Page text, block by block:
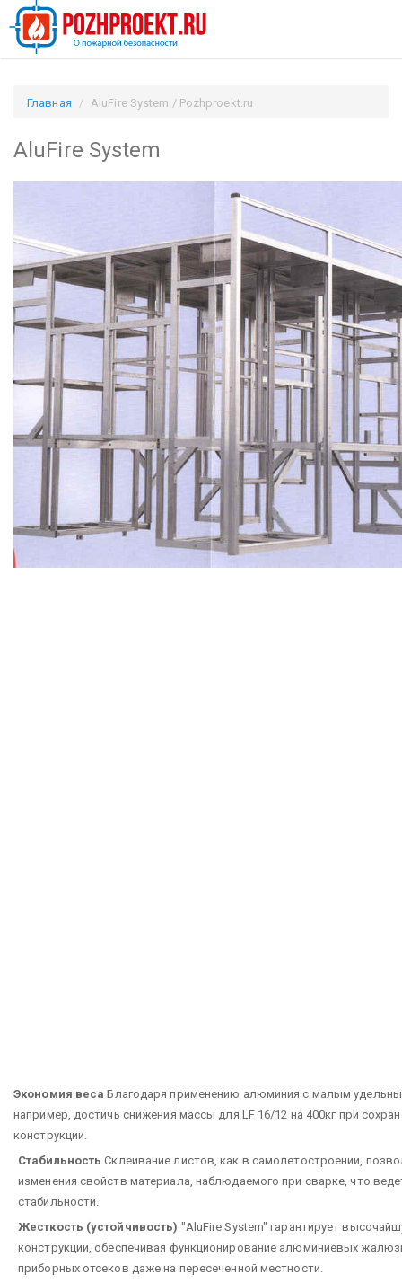
Главная AluFire System / Pozhproekt.ru
AluFire System
Экономия веса Благодаря применению алюминия с малым
например, достичь снижения массы для LF 16/12 на 400кг при
конструкции.
Стабильность Склеивание листов, как в самолетостроении,
изменения свойств материала, наблюдаемого при сварке, что
стабильности.
Жесткость (устойчивость) "AluFire System" гарантирует
конструкции, обеспечивая функционирование алюминиевых
приборных отсеков даже на пересеченной местности.